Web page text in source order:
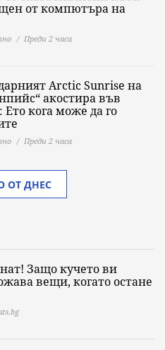
от компютъра на
Преди 2 часа
Arctic Sunrise на
акостира във
Ето кога може да го
Преди 2 часа
ОТ ДНЕС
Защо кучето ви
вещи, когато остане